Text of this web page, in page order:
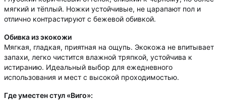
мягкий и тёплый. Ножки устойчивые, не царапают пол и
отлично контрастируют с бежевой обивкой.
Обивка из экокожи
Мягкая, гладкая, приятная на ощупь. Экокожа не впитывает
запахи, легко чистится влажной тряпкой, устойчива к
истиранию. Идеальный выбор для ежедневного
использования и мест с высокой проходимостью.
Где уместен стул «Виго»: